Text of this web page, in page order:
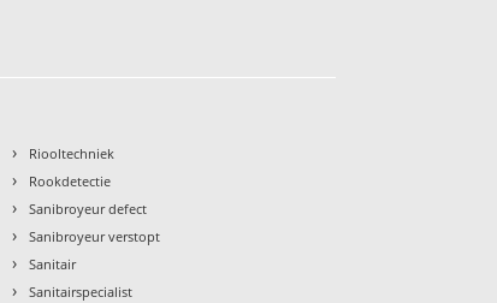
› Riooltechniek
› Rookdetectie
› Sanibroyeur defect
› Sanibroyeur verstopt
› Sanitair
› Sanitairspecialist